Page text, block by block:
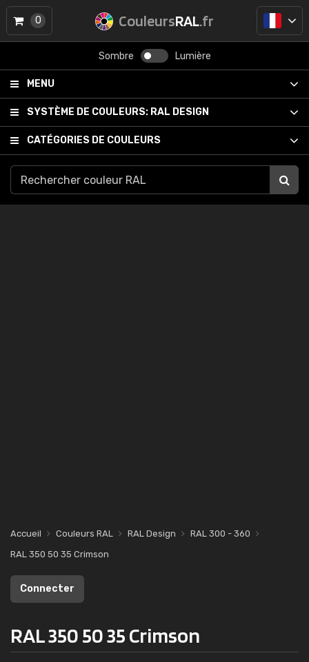
CouleursRAL.fr
Sombre Lumière
MENU
SYSTÈME DE COULEURS: RAL DESIGN
CATÉGORIES DE COULEURS
0
Accueil Couleurs RAL RAL Design
RAL 300 - 360
RAL 350 50 35 Crimson
Connecter
RAL 350 50 35 Crimson